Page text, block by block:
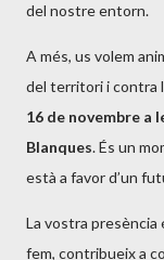
del nostre entorn.
A més, us volem
del territori i contra
16 de novembre a
Blanques. És un
està a favor d’un
La vostra presència
fem, contribueix a